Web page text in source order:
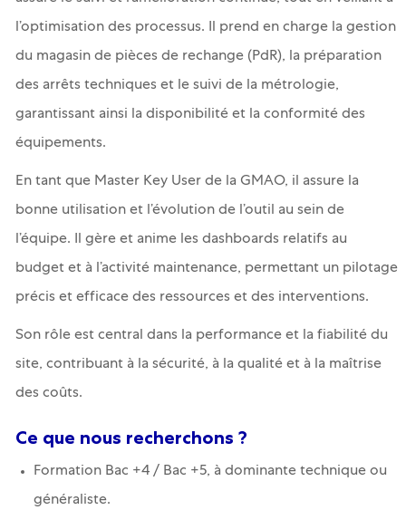
l’optimisation des processus. Il prend en charge la gestion
du magasin de pièces de rechange (PdR), la préparation
des arrêts techniques et le suivi de la métrologie,
garantissant ainsi la disponibilité et la conformité des
équipements.
En tant que Master Key User de la GMAO, il assure la
bonne utilisation et l’évolution de l’outil au sein de
l’équipe. Il gère et anime les dashboards relatifs au
budget et à l’activité maintenance, permettant un pilotage
précis et efficace des ressources et des interventions.
Son rôle est central dans la performance et la fiabilité du
site, contribuant à la sécurité, à la qualité et à la maîtrise
des coûts.
Ce que nous recherchons ?
Formation Bac +4 / Bac +5, à dominante technique ou
généraliste.